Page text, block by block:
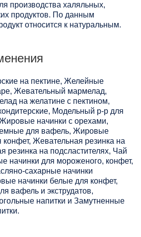
производства халяльных,
продуктов. По данным
относится к натуральным.
на пектине, Желейные
Жевательный мармелад,
на желатине с пектином,
Модельный р-р для
начинки с орехами,
для вафель, Жировые
Жевательная резинка на
резинка на подсластителях, Чай
начинки для мороженого, конфет,
сахарные начинки
начинки белые для конфет,
вафель и экструдатов,
напитки и Замутненные